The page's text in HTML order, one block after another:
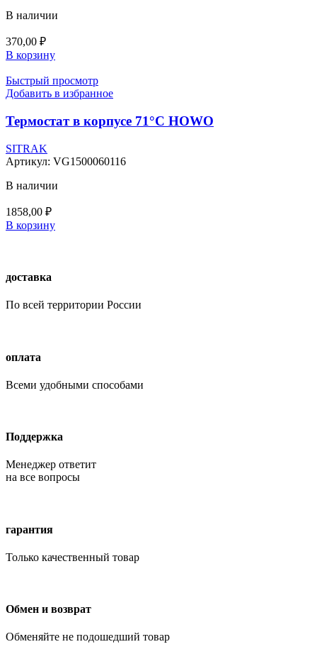
В наличии
370,00 ₽
В корзину
Быстрый просмотр
Добавить в избранное
Термостат в корпусе 71°С HOWO
SITRAK
Артикул: VG1500060116
В наличии
1858,00 ₽
В корзину
доставка
По всей территории России
оплата
Всеми удобными способами
Поддержка
Менеджер ответит
на все вопросы
гарантия
Только качественный товар
Обмен и возврат
Обменяйте не подошедший товар